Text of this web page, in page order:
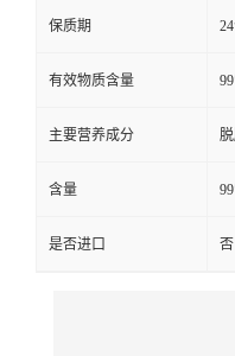
保质期
有效物质含量
主要营养成分
含量
是否进口 否